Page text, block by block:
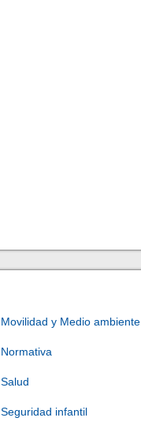
Movilidad y Medio ambiente
Normativa
Salud
Seguridad infantil